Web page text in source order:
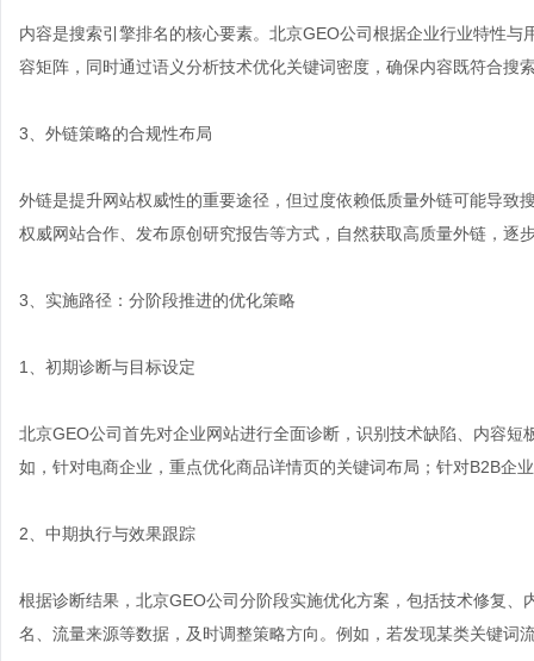
内容是搜索引擎排名的核心要素。北京GEO公司根据企业行业特性
容矩阵，同时通过语义分析技术优化关键词密度，确保内容既符合搜
3、外链策略的合规性布局
外链是提升网站权威性的重要途径，但过度依赖低质量外链可能导致
权威网站合作、发布原创研究报告等方式，自然获取高质量外链，逐
3、实施路径：分阶段推进的优化策略
1、初期诊断与目标设定
北京GEO公司首先对企业网站进行全面诊断，识别技术缺陷、内容
如，针对电商企业，重点优化商品详情页的关键词布局；针对B2B企
2、中期执行与效果跟踪
根据诊断结果，北京GEO公司分阶段实施优化方案，包括技术修复
名、流量来源等数据，及时调整策略方向。例如，若发现某类关键词